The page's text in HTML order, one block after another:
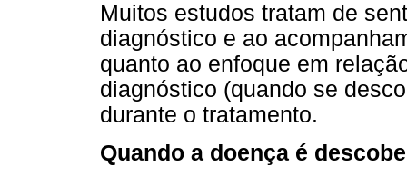
Muitos estudos tratam de
diagnóstico e ao
quanto ao enfoque em
diagnóstico (quando se
durante o tratamento.
Quando a doença é